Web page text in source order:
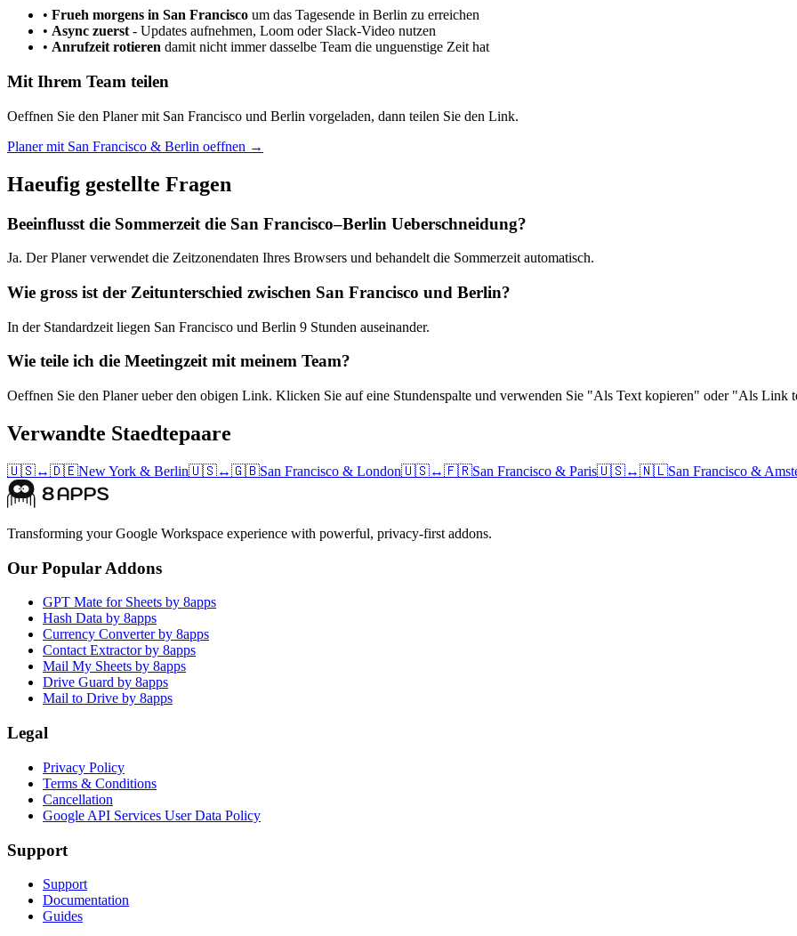
• Frueh morgens in San Francisco um das Tagesende in Berlin zu erreichen
• Async zuerst - Updates aufnehmen, Loom oder Slack-Video nutzen
• Anrufzeit rotieren damit nicht immer dasselbe Team die unguenstige Zeit hat
Mit Ihrem Team teilen
Oeffnen Sie den Planer mit San Francisco und Berlin vorgeladen, dann teilen Sie den Link.
Planer mit San Francisco & Berlin oeffnen →
Haeufig gestellte Fragen
Beeinflusst die Sommerzeit die San Francisco–Berlin Ueberschneidung?
Ja. Der Planer verwendet die Zeitzonendaten Ihres Browsers und behandelt die Sommerzeit automatisch.
Wie gross ist der Zeitunterschied zwischen San Francisco und Berlin?
In der Standardzeit liegen San Francisco und Berlin 9 Stunden auseinander.
Wie teile ich die Meetingzeit mit meinem Team?
Oeffnen Sie den Planer ueber den obigen Link. Klicken Sie auf eine Stundenspalte und verwenden Sie "Als Text kopieren" oder "Als Link
Verwandte Staedtepaare
🇺🇸↔🇩🇪New York & Berlin🇺🇸↔🇬🇧San Francisco & London🇺🇸↔🇫🇷San Francisco & Paris🇺🇸↔🇳🇱San Francisco &
Transforming your Google Workspace experience with powerful, privacy-first addons.
Our Popular Addons
GPT Mate for Sheets by 8apps
Hash Data by 8apps
Currency Converter by 8apps
Contact Extractor by 8apps
Mail My Sheets by 8apps
Drive Guard by 8apps
Mail to Drive by 8apps
Legal
Privacy Policy
Terms & Conditions
Cancellation
Google API Services User Data Policy
Support
Support
Documentation
Guides